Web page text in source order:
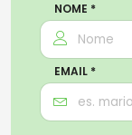
NOME *
EMAIL *